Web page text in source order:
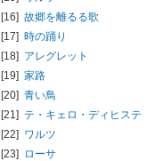
[16] 故郷を離るる歌
[17] 時の踊り
[18] アレグレット
[19] 家路
[20] 青い鳥
[21] テ・キェロ・ディヒステ
[22] ワルツ
[23] ローサ